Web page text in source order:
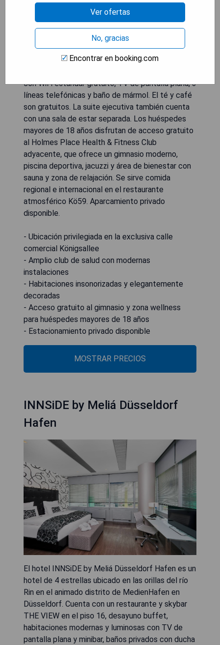
El hotel Hotel Kö59 Düsseldorf está ubicado en
la exclusiva calle comercial Königsallee en
Düsseldorf. Ofrece un amplio club de salud,
cocina creativa y habitaciones insonorizadas con
una decoración elegante. Las espaciosas
con WiFi estándar gratuito, TV de pantalla plana, 3
líneas telefónicas y baño de mármol. El té y café
son gratuitos. La suite ejecutiva también cuenta
con una sala de estar separada. Los huéspedes
mayores de 18 años disfrutan de acceso gratuito
al Holmes Place Health & Fitness Club
adyacente, que ofrece un gimnasio moderno,
piscina deportiva, jacuzzi y área de bienestar con
sauna y zona de relajación. Se sirve comida
regional e internacional en el restaurante
atmosférico Kö59. Aparcamiento privado
disponible.
- Ubicación privilegiada en la exclusiva calle
comercial Königsallee
- Amplio club de salud con modernas
instalaciones
- Habitaciones insonorizadas y elegantemente
decoradas
- Acceso gratuito al gimnasio y zona wellness
para huéspedes mayores de 18 años
- Estacionamiento privado disponible
MOSTRAR PRECIOS
INNSiDE by Meliá Düsseldorf
Hafen
El hotel INNSiDE by Meliá Düsseldorf Hafen es un
hotel de 4 estrellas ubicado en las orillas del río
Rin en el animado distrito de MedienHafen en
Düsseldorf. Cuenta con un restaurante y skybar
THE VIEW en el piso 16, desayuno buffet,
habitaciones modernas y luminosas con TV de
pantalla plana y minibar, baños privados con ducha
Ver ofertas
No, gracias
Encontrar en booking.com